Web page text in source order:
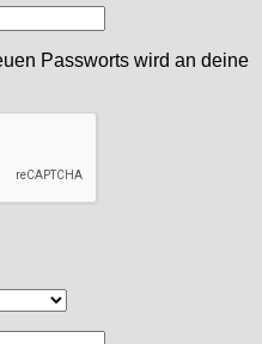
Passworts wird an deine